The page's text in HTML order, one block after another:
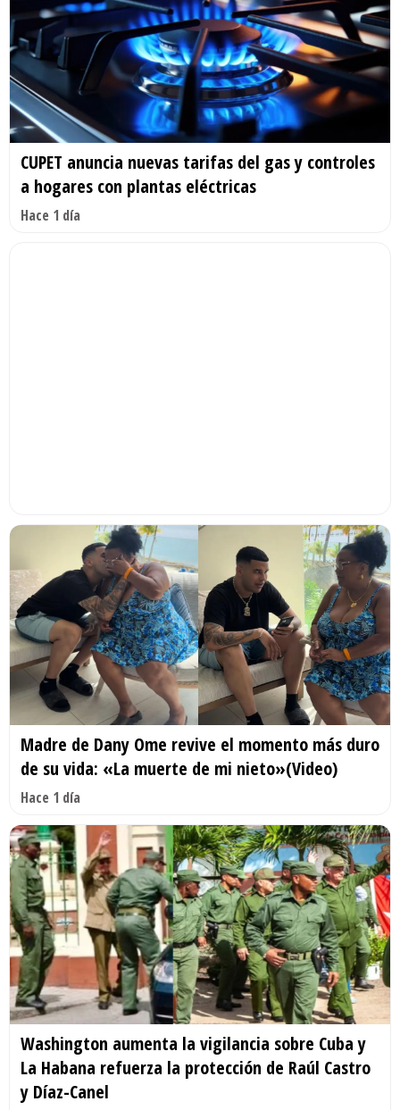
CUPET anuncia nuevas tarifas del gas y controles
a hogares con plantas eléctricas
Hace 1 día
Madre de Dany Ome revive el momento más duro
de su vida: «La muerte de mi nieto»(Video)
Hace 1 día
Washington aumenta la vigilancia sobre Cuba y
La Habana refuerza la protección de Raúl Castro
y Díaz-Canel